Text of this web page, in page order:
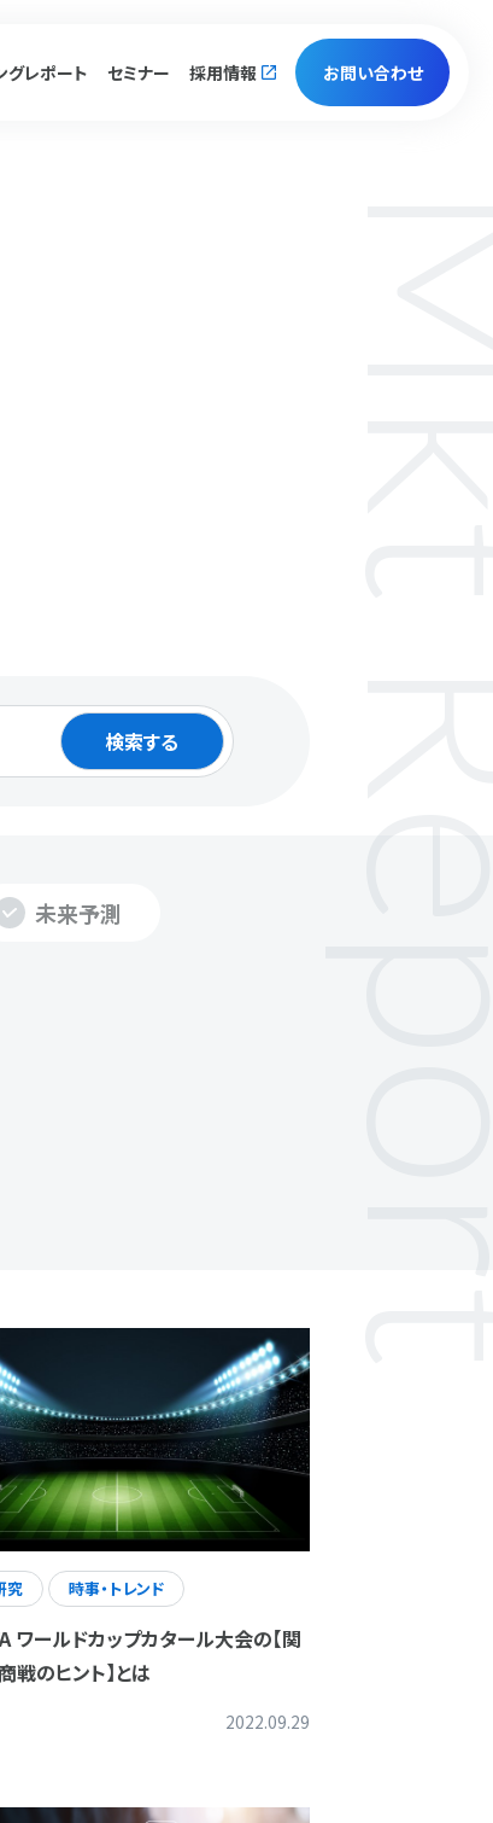
グレポート セミナー 採用情報 お問い合わせ
検索する
未来予測
究 時事・トレンド
ワールドカップカタール大会の【関
戦のヒント】とは
2022.09.29